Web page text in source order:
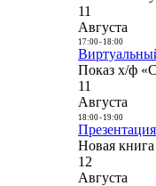
11
Августа
17:00- 18:00
Показ х/ф
11
Августа
18:00- 19:00
Новая
12
Августа